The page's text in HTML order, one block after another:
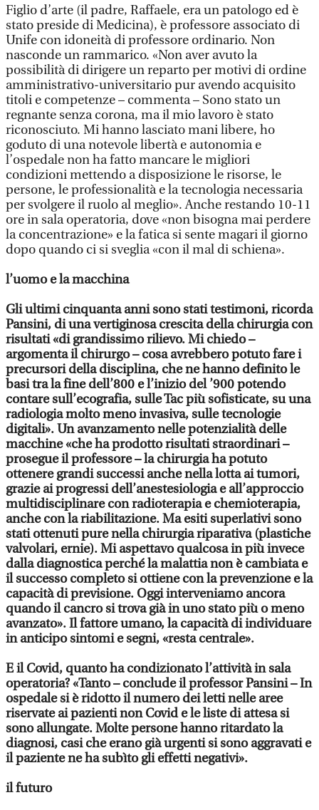
Figlio d’arte (il padre, Raffaele, era un patologo ed è
stato preside di Medicina), è professore associato di
Unife con idoneità di professore ordinario. Non
nasconde un rammarico. «Non aver avuto la
possibilità di dirigere un reparto per motivi di ordine
amministrativo-universitario pur avendo acquisito
titoli e competenze – commenta – Sono stato un
regnante senza corona, ma il mio lavoro è stato
riconosciuto. Mi hanno lasciato mani libere, ho
goduto di una notevole libertà e autonomia e
l’ospedale non ha fatto mancare le migliori
condizioni mettendo a disposizione le risorse, le
persone, le professionalità e la tecnologia necessaria
per svolgere il ruolo al meglio». Anche restando 10-11
ore in sala operatoria, dove «non bisogna mai perdere
la concentrazione» e la fatica si sente magari il giorno
dopo quando ci si sveglia «con il mal di schiena».
l’uomo e la macchina
Gli ultimi cinquanta anni sono stati testimoni, ricorda
Pansini, di una vertiginosa crescita della chirurgia con
risultati «di grandissimo rilievo. Mi chiedo –
argomenta il chirurgo – cosa avrebbero potuto fare i
precursori della disciplina, che ne hanno definito le
basi tra la fine dell’800 e l’inizio del ’900 potendo
contare sull’ecografia, sulle Tac più sofisticate, su una
radiologia molto meno invasiva, sulle tecnologie
digitali». Un avanzamento nelle potenzialità delle
macchine «che ha prodotto risultati straordinari –
prosegue il professore – la chirurgia ha potuto
ottenere grandi successi anche nella lotta ai tumori,
grazie ai progressi dell’anestesiologia e all’approccio
multidisciplinare con radioterapia e chemioterapia,
anche con la riabilitazione. Ma esiti superlativi sono
stati ottenuti pure nella chirurgia riparativa (plastiche
valvolari, ernie). Mi aspettavo qualcosa in più invece
dalla diagnostica perché la malattia non è cambiata e
il successo completo si ottiene con la prevenzione e la
capacità di previsione. Oggi interveniamo ancora
quando il cancro si trova già in uno stato più o meno
avanzato». Il fattore umano, la capacità di individuare
in anticipo sintomi e segni, «resta centrale».
E il Covid, quanto ha condizionato l’attività in sala
operatoria? «Tanto – conclude il professor Pansini – In
ospedale si è ridotto il numero dei letti nelle aree
riservate ai pazienti non Covid e le liste di attesa si
sono allungate. Molte persone hanno ritardato la
diagnosi, casi che erano già urgenti si sono aggravati e
il paziente ne ha subìto gli effetti negativi».
il futuro